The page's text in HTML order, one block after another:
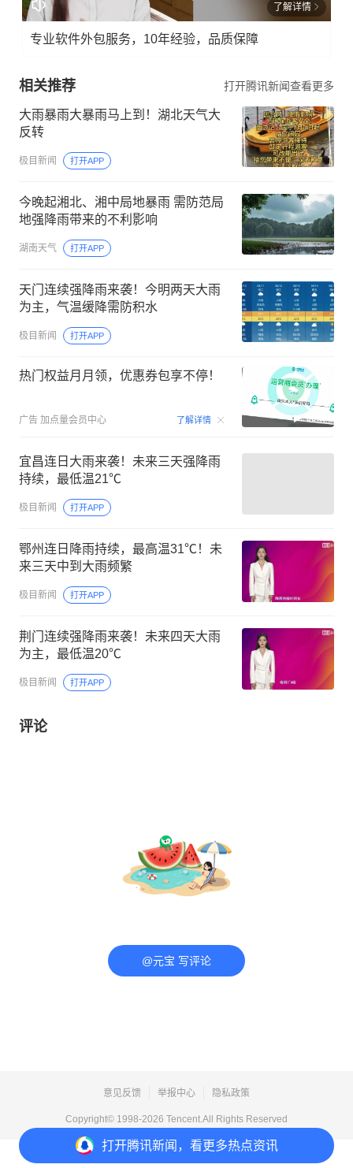
打开腾讯新闻，看更多热点资讯
了解详情
专业软件外包服务，10年经验，品质保障
相关推荐 打开腾讯新闻查看更多
大雨暴雨大暴雨马上到！湖北天气大
反转
极目新闻 打开APP
今晚起湘北、湘中局地暴雨 需防范局
地强降雨带来的不利影响
湖南天气 打开APP
天门连续强降雨来袭！今明两天大雨
为主，气温缓降需防积水
极目新闻 打开APP
热门权益月月领，优惠券包享不停！
广告 加点量会员中心 了解详情 00:15
宜昌连日大雨来袭！未来三天强降雨
持续，最低温21℃
极目新闻 打开APP
鄂州连日降雨持续，最高温31℃！未
来三天中到大雨频繁
极目新闻 打开APP
荆门连续强降雨来袭！未来四天大雨
为主，最低温20℃
极目新闻 打开APP
评论
@元宝 写评论
意见反馈 举报中心 隐私政策
Copyright© 1998-2026 Tencent.All Rights Reserved